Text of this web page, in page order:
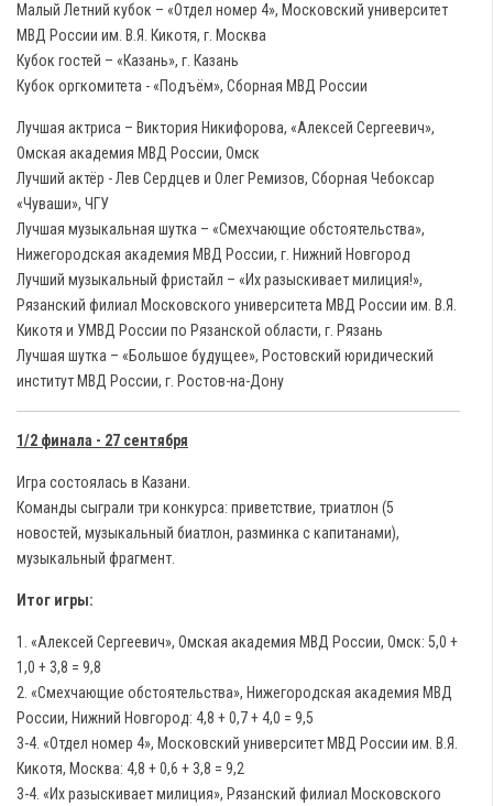
Малый Летний кубок – «Отдел номер 4», Московский университет
МВД России им. В.Я. Кикотя, г. Москва
Кубок гостей – «Казань», г. Казань
Кубок оргкомитета - «Подъём», Сборная МВД России
Лучшая актриса – Виктория Никифорова, «Алексей Сергеевич»,
Омская академия МВД России, Омск
Лучший актёр - Лев Сердцев и Олег Ремизов, Сборная Чебоксар
«Чуваши», ЧГУ
Лучшая музыкальная шутка – «Смехчающие обстоятельства»,
Нижегородская академия МВД России, г. Нижний Новгород
Лучший музыкальный фристайл – «Их разыскивает милиция!»,
Рязанский филиал Московского университета МВД России им. В.Я.
Кикотя и УМВД России по Рязанской области, г. Рязань
Лучшая шутка – «Большое будущее», Ростовский юридический
институт МВД России, г. Ростов-на-Дону
1/2 финала - 27 сентября
Игра состоялась в Казани.
Команды сыграли три конкурса: приветствие, триатлон (5
новостей, музыкальный биатлон, разминка с капитанами),
музыкальный фрагмент.
Итог игры:
1. «Алексей Сергеевич», Омская академия МВД России, Омск: 5,0 +
1,0 + 3,8 = 9,8
2. «Смехчающие обстоятельства», Нижегородская академия МВД
России, Нижний Новгород: 4,8 + 0,7 + 4,0 = 9,5
3-4. «Отдел номер 4», Московский университет МВД России им. В.Я.
Кикотя, Москва: 4,8 + 0,6 + 3,8 = 9,2
3-4. «Их разыскивает милиция», Рязанский филиал Московского